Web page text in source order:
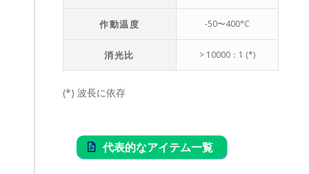
作動温度 -50〜400°C
消光比 > 10000：1 (*)
(*) 波長に依存
代表的なアイテム一覧